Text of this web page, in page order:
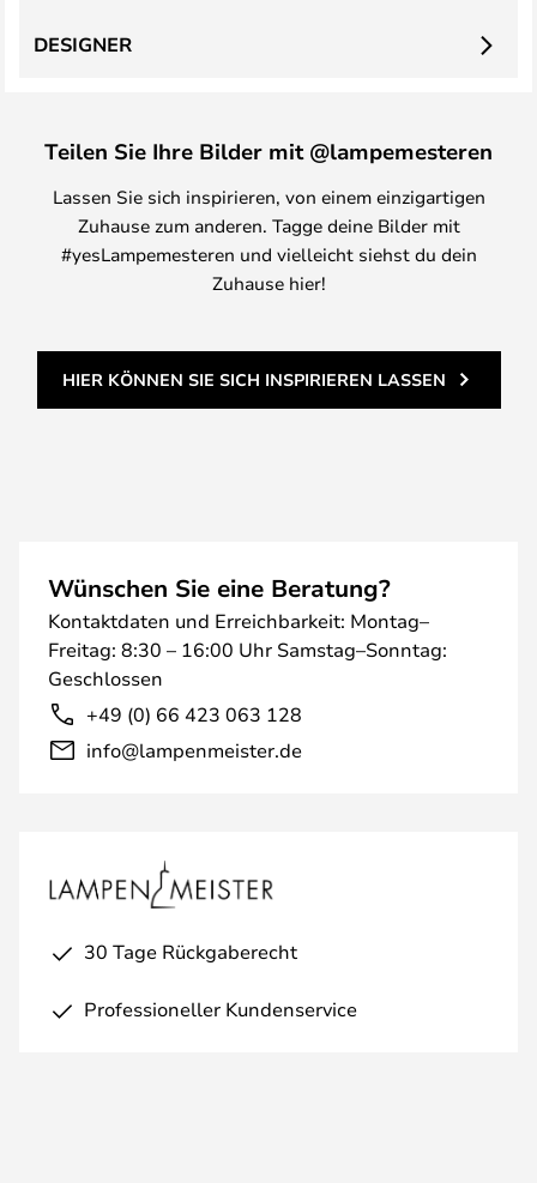
DESIGNER
Teilen Sie Ihre Bilder mit @lampemesteren
Lassen Sie sich inspirieren, von einem einzigartigen
Zuhause zum anderen. Tagge deine Bilder mit
#yesLampemesteren und vielleicht siehst du dein
Zuhause hier!
HIER KÖNNEN SIE SICH INSPIRIEREN LASSEN
Wünschen Sie eine Beratung?
Kontaktdaten und Erreichbarkeit: Montag–
Freitag: 8:30 – 16:00 Uhr Samstag–Sonntag:
Geschlossen
+49 (0) 66 423 063 128
info@lampenmeister.de
30 Tage Rückgaberecht
Professioneller Kundenservice